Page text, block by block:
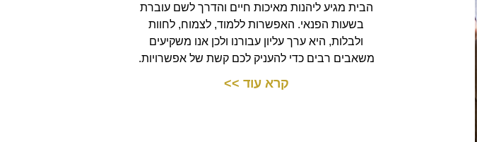
הבית מגיע ליהנות מאיכות חיים והדרך לשם עוברת
בשעות הפנאי. האפשרות ללמוד, לצמוח, לחוות
ולבלות, היא ערך עליון עבורנו ולכן אנו משקיעים
משאבים רבים כדי להעניק לכם קשת של אפשרויות.
קרא עוד >>